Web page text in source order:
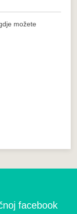
možete
facebook